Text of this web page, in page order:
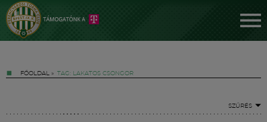
FŐOLDAL » TAG: LAKATOS CSONGOR
SZŰRÉS